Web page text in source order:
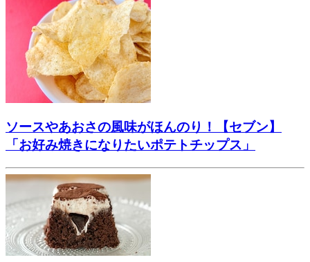
ソースやあおさの風味がほんのり！【セブン】
「お好み焼きになりたいポテトチップス」